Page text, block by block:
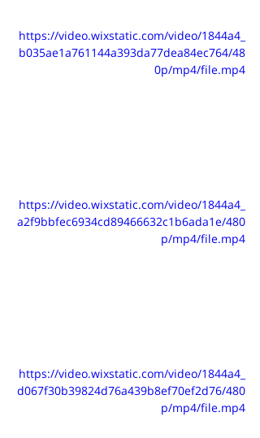
https://video.wixstatic.com/video/1844a4_
b035ae1a761144a393da77dea84ec764/48
0p/mp4/file.mp4
https://video.wixstatic.com/video/1844a4_
a2f9bbfec6934cd89466632c1b6ada1e/480
p/mp4/file.mp4
https://video.wixstatic.com/video/1844a4_
d067f30b39824d76a439b8ef70ef2d76/480
p/mp4/file.mp4